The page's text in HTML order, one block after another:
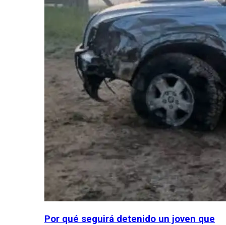
Por qué seguirá detenido un joven que